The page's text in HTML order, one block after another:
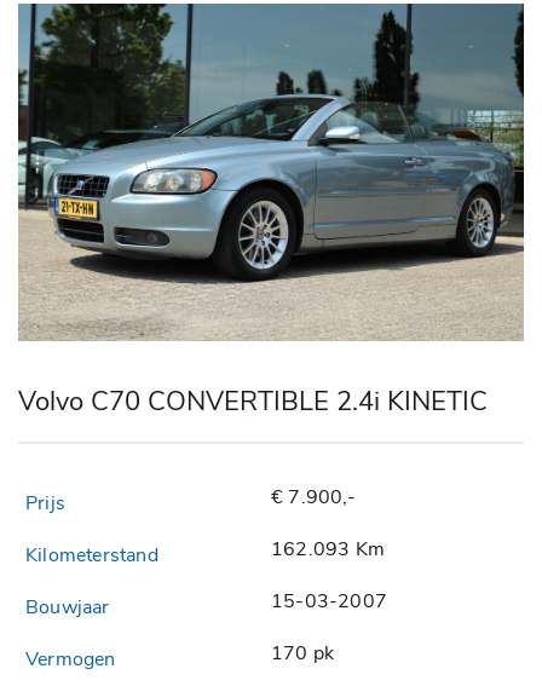
Volvo C70 CONVERTIBLE 2.4i KINETIC
€ 7.900,-
162.093 Km
15-03-2007
170 pk